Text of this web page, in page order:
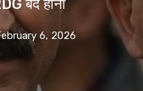
बंद होना
6, 2026